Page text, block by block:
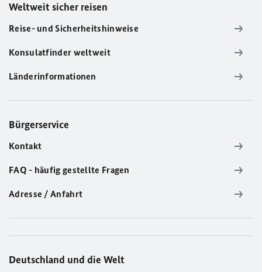
Weltweit sicher reisen
Reise- und Sicherheitshinweise
Konsulatfinder weltweit
Länderinformationen
Bürgerservice
Kontakt
FAQ - häufig gestellte Fragen
Adresse / Anfahrt
Deutschland und die Welt